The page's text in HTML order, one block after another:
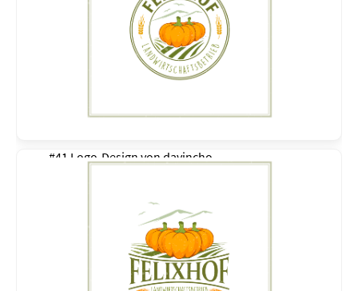
#41 Logo-Design von davincho